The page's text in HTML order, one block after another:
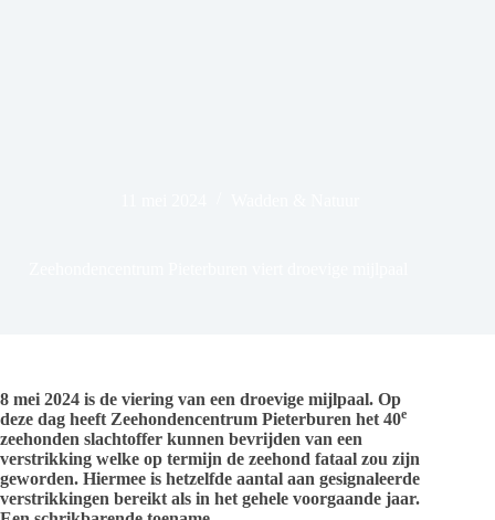
8 mei 2024 is de viering van een droevige mijlpaal. Op
deze dag heeft Zeehondencentrum Pieterburen het 40e
zeehonden slachtoffer kunnen bevrijden van een
verstrikking welke op termijn de zeehond fataal zou zijn
geworden. Hiermee is hetzelfde aantal aan gesignaleerde
verstrikkingen bereikt als in het gehele voorgaande jaar.